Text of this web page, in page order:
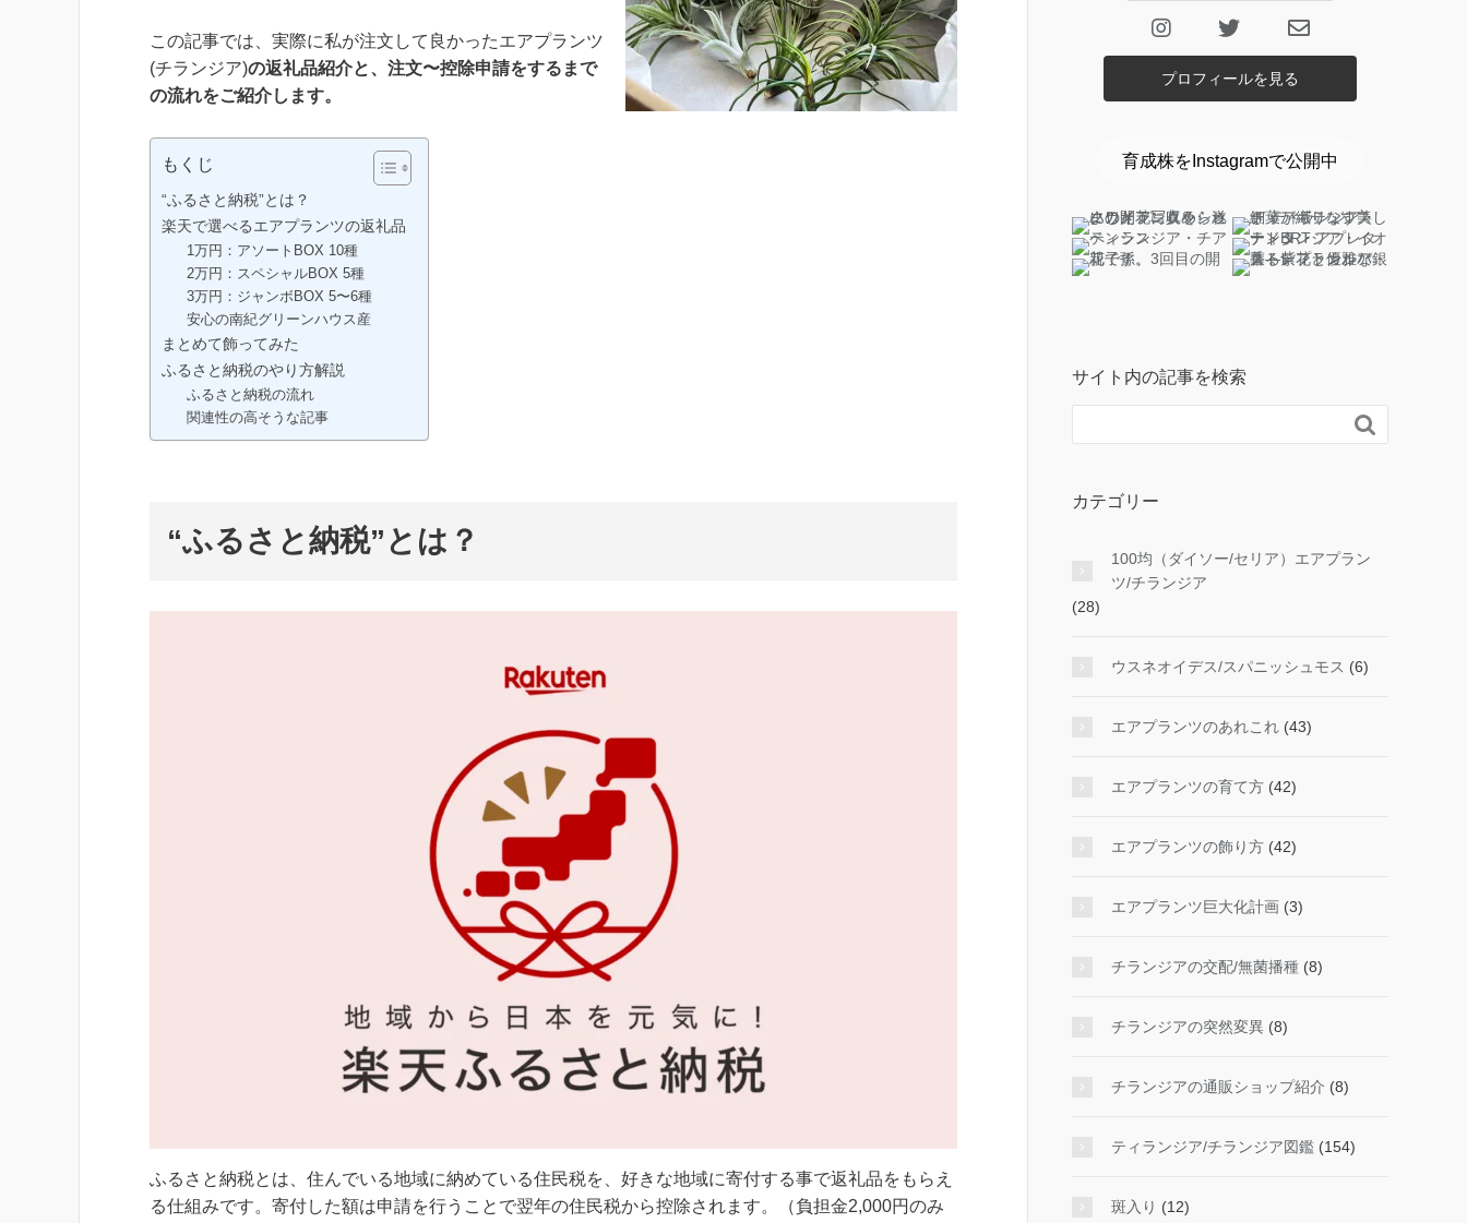
この記事では、実際に私が注文して良かったエアプランツ
(チランジア)の返礼品紹介と、注文〜控除申請をするまで
の流れをご紹介します。
もくじ
“ふるさと納税”とは？
楽天で選べるエアプランツの返礼品
1万円：アソートBOX 10種
2万円：スペシャルBOX 5種
3万円：ジャンボBOX 5〜6種
安心の南紀グリーンハウス産
まとめて飾ってみた
ふるさと納税のやり方解説
ふるさと納税の流れ
関連性の高そうな記事
“ふるさと納税”とは？
ふるさと納税とは、住んでいる地域に納めている住民税を、好きな地域に寄付する事で返礼品をもらえ
る仕組みです。寄付した額は申請を行うことで翌年の住民税から控除されます。（負担金2,000円のみ
プロフィールを見る
育成株をInstagramで公開中
サイト内の記事を検索

カテゴリー
100均（ダイソー/セリア）エアプラン
ツ/チランジア
(28)
ウスネオイデス/スパニッシュモス (6)
エアプランツのあれこれ (43)
エアプランツの育て方 (42)
エアプランツの飾り方 (42)
エアプランツ巨大化計画 (3)
チランジアの交配/無菌播種 (8)
チランジアの突然変異 (8)
チランジアの通販ショップ紹介 (8)
ティランジア/チランジア図鑑 (154)
斑入り (12)